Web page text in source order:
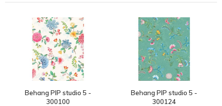
Behang PIP studio 5 -
300100
Behang PIP studio 5 -
300124